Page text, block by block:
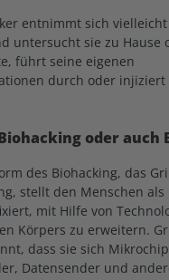
entnimmt sich
untersucht sie zu Hause
führt seine eigenen
durch oder injiziert
oder auch
des Biohacking, das
stellt den Menschen
mit Hilfe von
Körpers zu erweitern.
dass sie sich
Datensender und